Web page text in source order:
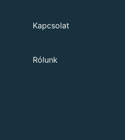
Kapcsolat
Rólunk